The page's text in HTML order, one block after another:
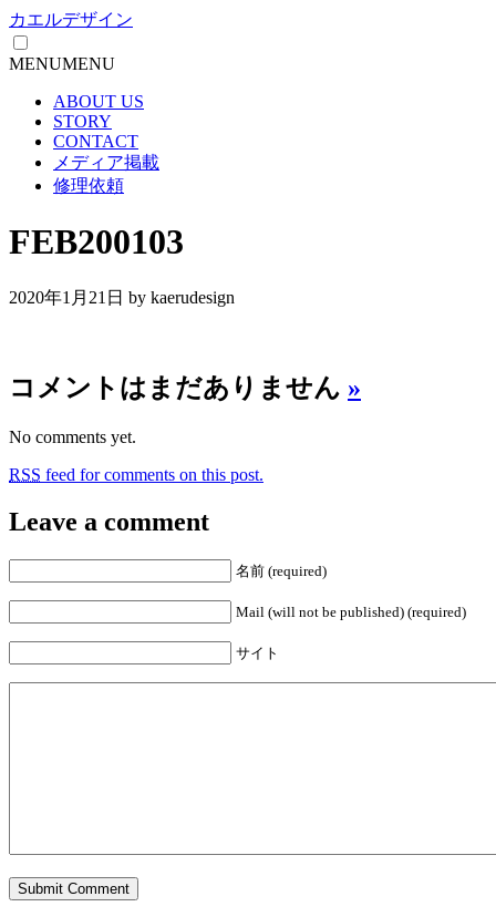
カエルデザイン
MENUMENU
ABOUT US
STORY
CONTACT
メディア掲載
修理依頼
FEB200103
2020年1月21日 by kaerudesign
コメントはまだありません »
No comments yet.
RSS feed for comments on this post.
Leave a comment
名前 (required)
Mail (will not be published) (required)
サイト